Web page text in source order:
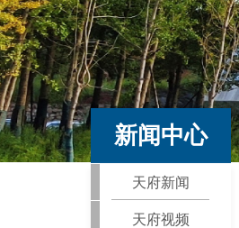
新闻中心
天府新闻
天府视频